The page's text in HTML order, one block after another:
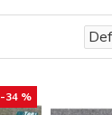
-34 %